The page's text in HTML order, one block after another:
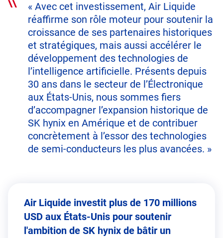
« Avec cet investissement, Air Liquide
réaffirme son rôle moteur pour soutenir la
croissance de ses partenaires historiques
et stratégiques, mais aussi accélérer le
développement des technologies de
l’intelligence artificielle. Présents depuis
30 ans dans le secteur de l’Électronique
aux États-Unis, nous sommes fiers
d’accompagner l’expansion historique de
SK hynix en Amérique et de contribuer
concrètement à l’essor des technologies
de semi-conducteurs les plus avancées. »
Air Liquide investit plus de 170 millions
USD aux États-Unis pour soutenir
l'ambition de SK hynix de bâtir un